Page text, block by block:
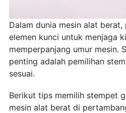
Dalam dunia mesin alat berat,
elemen kunci untuk menjaga
memperpanjang umur mesin.
penting adalah pemilihan
sesuai.
Berikut tips memilih stempet
mesin alat berat di